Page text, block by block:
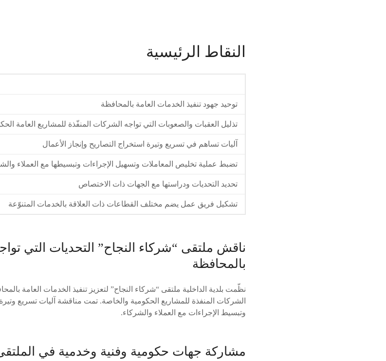
النقاط الرئيسية
توحيد جهود تنفيذ الخدمات العامة بالمحافظة
تذليل العقبات والصعوبات التي تواجه الشركات المنفّذة للمشاريع العامة
آليات تساهم في تسريع وتيرة استخراج التصاريح وإنجاز الأعمال
تضبط عملية تخليص المعاملات وتسهيل الإجراءات وتبسيطها مع العملاء
تحديد التحديات ودراستها مع الجهات ذات الاختصاص
تشكيل فريق عمل يضم مختلف القطاعات ذات العلاقة بالخدمات المتنوّعة
ناقش ملتقى “شركاء النجاح” التحديات التي
بالمحافظة
نظّمت بلدية الداخلية ملتقى “شركاء النجاح” لتعزيز تنفيذ الخدمات العامة
الشركات المنفذة للمشاريع الحكومية والخاصة. تمت مناقشة آليات تسريع وتيرة
وتبسيط الإجراءات مع العملاء والشركاء.
مشاركة جهات حكومية وفنية وخدمية في